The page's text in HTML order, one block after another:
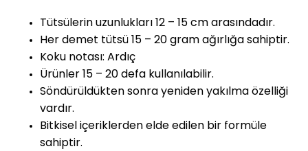
Tütsülerin uzunlukları 12 – 15 cm arasındadır.
Her demet tütsü 15 – 20 gram ağırlığa sahiptir.
Koku notası: Ardıç
Ürünler 15 – 20 defa kullanılabilir.
Söndürüldükten sonra yeniden yakılma özelliği
vardır.
Bitkisel içeriklerden elde edilen bir formüle
sahiptir.